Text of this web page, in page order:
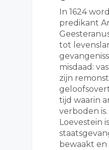
In 1624
predikant
tot
misdaad:
zijn
tijd waarin
verboden
Loevestein
bewaakt